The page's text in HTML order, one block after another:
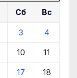
Сб Вс
3 4
10 11
17 18